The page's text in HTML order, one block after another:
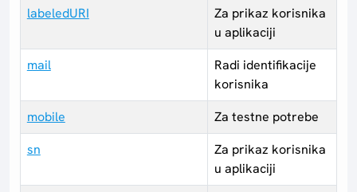
labeledURI
Za prikaz korisnika
u aplikaciji
mail
Radi identifikacije
korisnika
mobile
Za testne potrebe
sn
Za prikaz korisnika
u aplikaciji